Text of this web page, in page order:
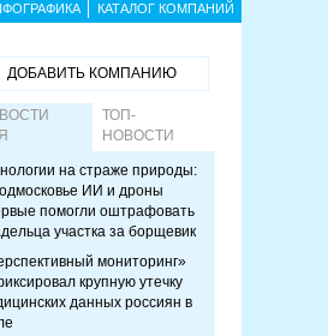
КАТАЛОГ КОМПАНИЙ
ДОБАВИТЬ КОМПАНИЮ
ТОП-
НОВОСТИ
на страже природы:
ИИ и дроны
помогли оштрафовать
участка за борщевик
мониторинг»
крупную утечку
данных россиян в